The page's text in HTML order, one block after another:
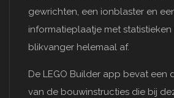
gewrichten, een ionblaster en
informatieplaatje met
blikvanger helemaal af.
De LEGO Builder app bevat een
van de bouwinstructies die bij